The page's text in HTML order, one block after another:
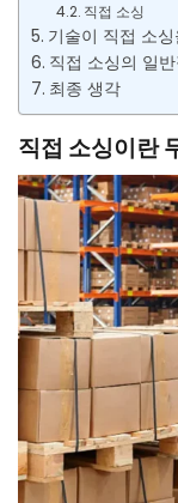
직접 소싱
기술이 직접 소
직접 소싱의 일
최종 생각
직접 소싱이란